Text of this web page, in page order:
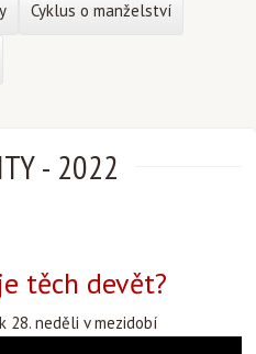
- 2022
těch devět?
28. neděli v mezidobí
Cyklus o manželství